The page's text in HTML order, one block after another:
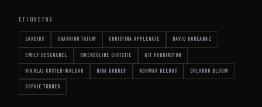
ETIQUETAS
Candids Channing Tatum Christina Applegate David Boreanaz
Emily Deschanel Gwendoline Christie Kit Harrington
Nikolaj Coster-Waldau Nina Dobrev Norman Reedus Orlando Bloom
Sophie Turner